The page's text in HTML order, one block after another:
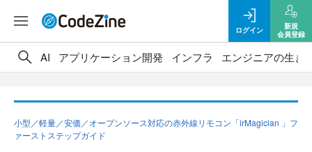
ログイン
新規
会員登録
AI アプリケーション開発 インフラ エンジニアの生き
小型／軽量／安価／オープンソース対応の赤外線リモコン「irMagician 」フ
ァーストステップガイド